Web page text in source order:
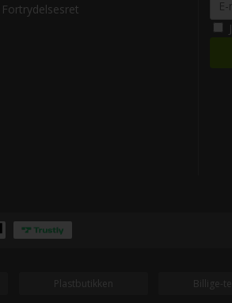
Fortrydelsesret
Plastbutikken Billige-